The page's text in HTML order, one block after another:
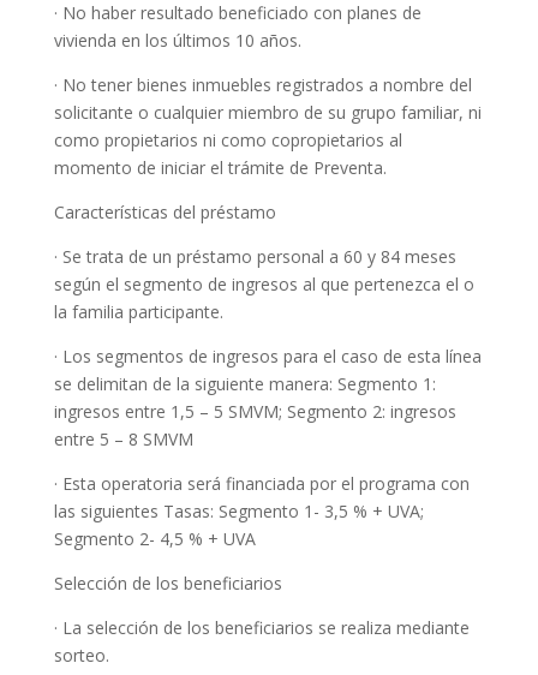
· No haber resultado beneficiado con planes de
vivienda en los últimos 10 años.
· No tener bienes inmuebles registrados a nombre del
solicitante o cualquier miembro de su grupo familiar, ni
como propietarios ni como copropietarios al
momento de iniciar el trámite de Preventa.
Características del préstamo
· Se trata de un préstamo personal a 60 y 84 meses
según el segmento de ingresos al que pertenezca el o
la familia participante.
· Los segmentos de ingresos para el caso de esta línea
se delimitan de la siguiente manera: Segmento 1:
ingresos entre 1,5 – 5 SMVM; Segmento 2: ingresos
entre 5 – 8 SMVM
· Esta operatoria será financiada por el programa con
las siguientes Tasas: Segmento 1- 3,5 % + UVA;
Segmento 2- 4,5 % + UVA
Selección de los beneficiarios
· La selección de los beneficiarios se realiza mediante
sorteo.